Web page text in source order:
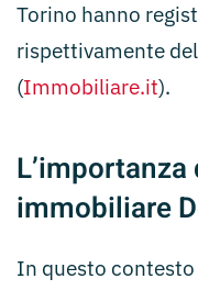
Torino hanno
rispettivamente
(Immobiliare.it)​.
immobiliare
In questo